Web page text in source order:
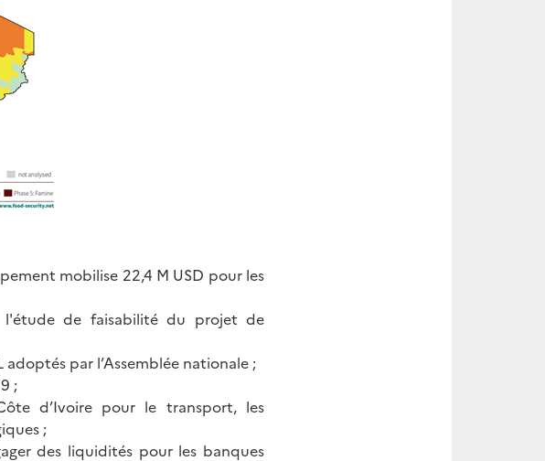
mobilise 22,4 M USD pour les
l'étude de faisabilité du projet de
adoptés par l’Assemblée nationale ;
;
d’Ivoire pour le transport, les
;
des liquidités pour les banques